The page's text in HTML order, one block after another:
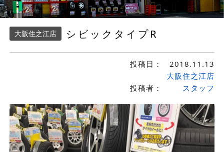
大阪住之江店 シビックタイプR
投稿日： 2018.11.13
投稿者：
大阪住之江店
スタッフ